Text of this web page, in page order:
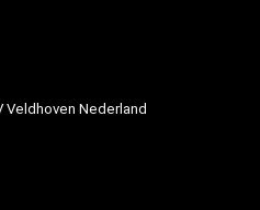
Veldhoven Nederland